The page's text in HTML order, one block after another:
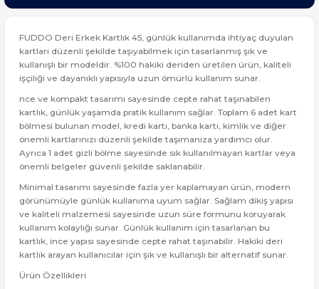
FUDDO Deri Erkek Kartlık 45, günlük kullanımda ihtiyaç duyulan
kartları düzenli şekilde taşıyabilmek için tasarlanmış şık ve
kullanışlı bir modeldir. %100 hakiki deriden üretilen ürün, kaliteli
işçiliği ve dayanıklı yapısıyla uzun ömürlü kullanım sunar.
nce ve kompakt tasarımı sayesinde cepte rahat taşınabilen
kartlık, günlük yaşamda pratik kullanım sağlar. Toplam 6 adet kart
bölmesi bulunan model, kredi kartı, banka kartı, kimlik ve diğer
önemli kartlarınızı düzenli şekilde taşımanıza yardımcı olur.
Ayrıca 1 adet gizli bölme sayesinde sık kullanılmayan kartlar veya
önemli belgeler güvenli şekilde saklanabilir.
Minimal tasarımı sayesinde fazla yer kaplamayan ürün, modern
görünümüyle günlük kullanıma uyum sağlar. Sağlam dikiş yapısı
ve kaliteli malzemesi sayesinde uzun süre formunu koruyarak
kullanım kolaylığı sunar. Günlük kullanım için tasarlanan bu
kartlık, ince yapısı sayesinde cepte rahat taşınabilir. Hakiki deri
kartlık arayan kullanıcılar için şık ve kullanışlı bir alternatif sunar.
Ürün Özellikleri